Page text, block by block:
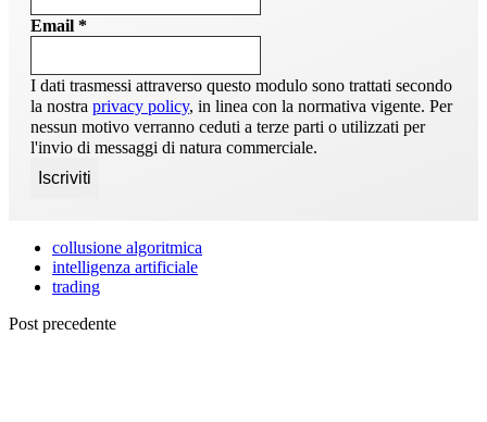
Email *
I dati trasmessi attraverso questo modulo sono trattati secondo
la nostra privacy policy, in linea con la normativa vigente. Per
nessun motivo verranno ceduti a terze parti o utilizzati per
l'invio di messaggi di natura commerciale.
collusione algoritmica
intelligenza artificiale
trading
Post precedente